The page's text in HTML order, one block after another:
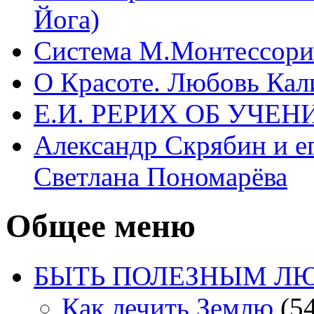
Йога)
Система М.Монтессори
О Красоте. Любовь
Е.И. РЕРИХ ОБ
Александр Скрябин и
Светлана Пономарёва
Общее меню
БЫТЬ ПОЛЕЗНЫМ
Как лечить Землю